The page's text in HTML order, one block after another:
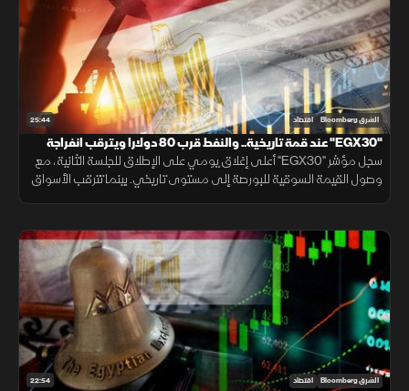
25:44 الشرق Bloomberg اقتصاد
"EGX30" عند قمة تاريخية.. والنفط قرب 80 دولارا ويترقب انفراجة
"هرمز"
سجل مؤشر "EGX30" أعلى إغلاق يومي على الإطلاق للجلسة الثانية، مع
وصول القيمة السوقية للبورصة إلى مستوى تاريخي. بينما تترقب الأسواق
22:54 الشرق Bloomberg اقتصاد